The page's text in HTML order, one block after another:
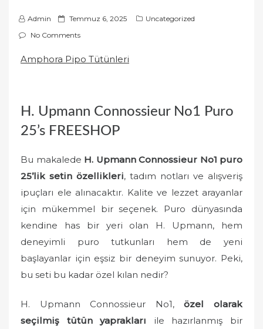
Admin
P
o
t
n
Temmuz 6, 2025
Uncategorized
No Comments
Amphora Pipo Tütünleri
H. Upmann Connossieur No1 Puro
25’s FREESHOP
Bu makalede H. Upmann Connossieur No1 puro
25’lik setin özellikleri, tadım notları ve alışveriş
ipuçları ele alınacaktır. Kalite ve lezzet arayanlar
için mükemmel bir seçenek. Puro dünyasında
kendine has bir yeri olan H. Upmann, hem
deneyimli puro tutkunları hem de yeni
başlayanlar için eşsiz bir deneyim sunuyor. Peki,
bu seti bu kadar özel kılan nedir?
H. Upmann Connossieur No1,özel olarak
seçilmiş tütün yaprakları ile hazırlanmış bir